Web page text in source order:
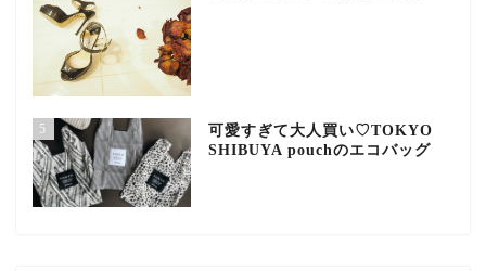
5
可愛すぎて大人買い♡TOKYO
SHIBUYA pouchのエコバッグ